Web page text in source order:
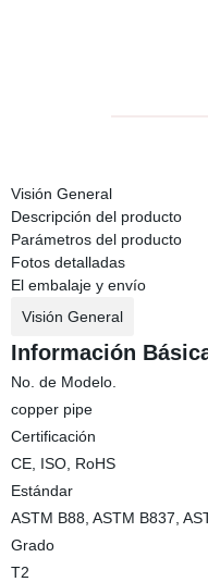
Visión General
Descripción del producto
Parámetros del producto
Fotos detalladas
El embalaje y envío
Visión General
Información
No. de Modelo.
copper pipe
Certificación
CE, ISO, RoHS
Estándar
ASTM B88, ASTM B837,
Grado
T2